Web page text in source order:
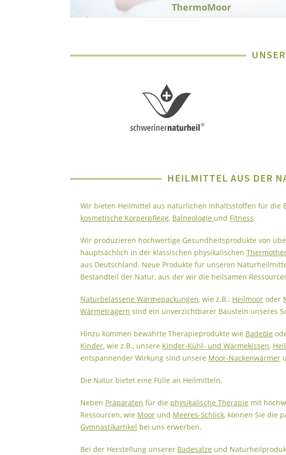
ThermoMoor
HEILMITTEL AUS DER
Wir bieten Heilmittel aus natürlichen Inhaltsstoffen für die
kosmetische Körperpflege, Balneologie und Fitness.
Wir produzieren hochwertige Gesundheitsprodukte von
hauptsächlich in der klassischen physikalischen
aus Deutschland. Neue Produkte für unseren
Bestandteil der Natur, aus der wir die heilsamen
Naturbelassene Wärmepackungen, wie z.B.: Heilmoor oder
Wärmeträgern sind ein unverzichtbarer Baustein unseres
Hinzu kommen bewährte Therapieprodukte wie Badeöle
Kinder, wie z.B., unsere Kinder-Kühl- und Wärmekissen,
entspannender Wirkung sind unsere Moor-Nackenwärmer
Die Natur bietet eine Fülle an Heilmitteln.
Neben Präparaten für die physikalische Therapie mit
Ressourcen, wie Moor und Meeres-Schlick, können Sie die
Gymnastikartikel bei uns erwerben.
Bei der Herstellung unserer Badesalze und